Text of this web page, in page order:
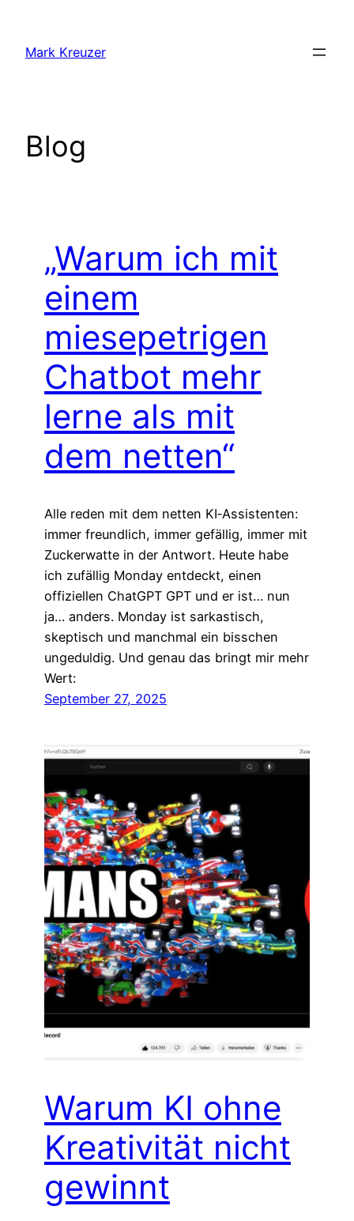
springen
Mark Kreuzer
Blog
„Warum ich mit
einem
miesepetrigen
Chatbot mehr
lerne als mit
dem netten“
Alle reden mit dem netten KI‑Assistenten:
immer freundlich, immer gefällig, immer mit
Zuckerwatte in der Antwort. Heute habe
ich zufällig Monday entdeckt, einen
offiziellen ChatGPT GPT und er ist… nun
ja… anders. Monday ist sarkastisch,
skeptisch und manchmal ein bisschen
ungeduldig. Und genau das bringt mir mehr
Wert:
September 27, 2025
Warum KI ohne
Kreativität nicht
gewinnt